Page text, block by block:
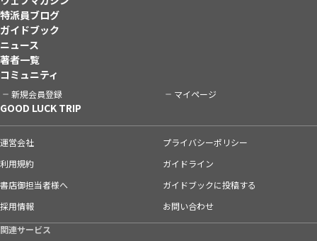
特派員ブログ
ガイドブック
ニュース
著者一覧
コミュニティ
新規会員登録 マイページ
GOOD LUCK TRIP
運営会社
プライバシーポリシー
利用規約
ガイドライン
書店御担当者様へ
ガイドブックに投稿する
採用情報
お問い合わせ
関連サービス